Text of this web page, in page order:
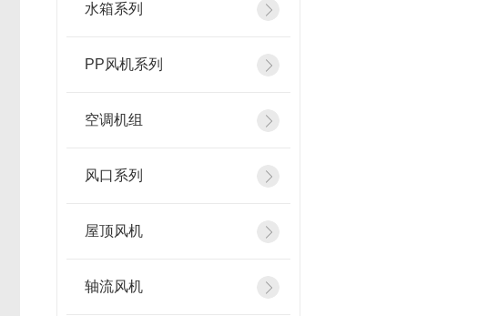
水箱系列
PP风机系列
空调机组
风口系列
屋顶风机
轴流风机